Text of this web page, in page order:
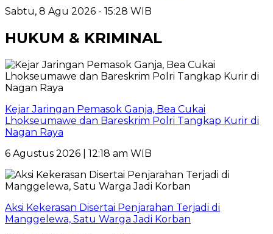
Sabtu, 8 Agu 2026 - 15:28 WIB
HUKUM & KRIMINAL
Kejar Jaringan Pemasok Ganja, Bea Cukai
Lhokseumawe dan Bareskrim Polri Tangkap Kurir di
Nagan Raya
6 Agustus 2026 | 12:18 am WIB
Aksi Kekerasan Disertai Penjarahan Terjadi di
Manggelewa, Satu Warga Jadi Korban